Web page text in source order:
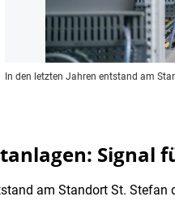
In den letzten Jahren entstand am
Signal
am Standort St.